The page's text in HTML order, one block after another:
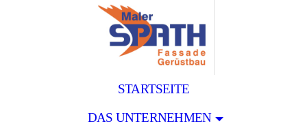
STARTSEITE
DAS UNTERNEHMEN